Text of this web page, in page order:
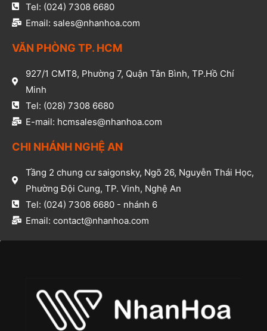
Tel: (024) 7308 6680
Email: sales@nhanhoa.com
VĂN PHÒNG TP. HCM​
927/1 CMT8, Phường 7, Quận Tân Bình, TP.Hồ Chí
Minh​
Tel: (028) 7308 6680​
E-mail: hcmsales@nhanhoa.com​
CHI NHÁNH NGHỆ AN​
Tầng 2 chung cư saigonsky, Ngõ 26, Nguyễn Thái Học,
Phường Đội Cung, TP. Vinh, Nghệ An​
Tel: (024) 7308 6680 - nhánh 6​
Email: contact@nhanhoa.com​